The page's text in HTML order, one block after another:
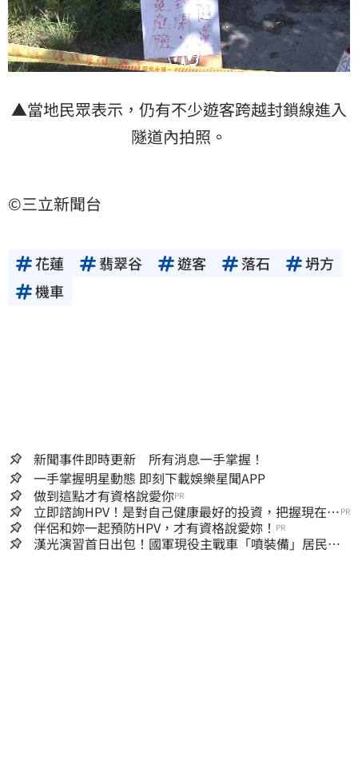
▲當地民眾表示，仍有不少遊客跨越封鎖線進入
隧道內拍照。
©三立新聞台
花蓮 翡翠谷 遊客 落石
坍方
機車
新聞事件即時更新 所有消息一手掌握！
一手掌握明星動態 即刻下載娛樂星聞APP
做到這點才有資格說愛你PR
立即諮詢HPV！是對自己健康最好的投資，把握現在不
嫌晚！
PR
伴侶和妳一起預防HPV，才有資格說愛妳！ PR
漢光演習首日出包！國軍現役主戰車「噴裝備」居民撿